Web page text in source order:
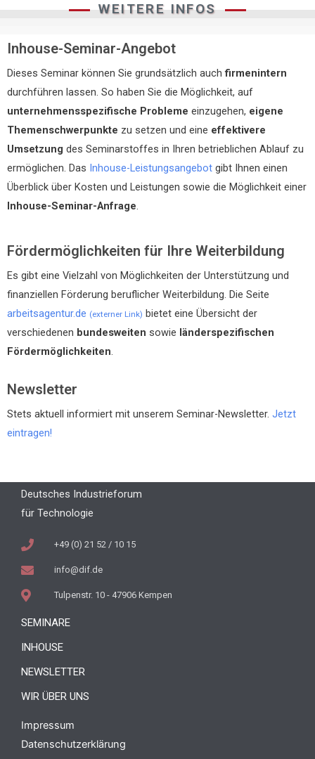
WEITERE INFOS
Inhouse-Seminar-Angebot
Dieses Seminar können Sie grundsätzlich auchfirmenintern
durchführen lassen. So haben Sie die Möglichkeit, auf
unternehmensspezifische Probleme einzugehen, eigene
Themenschwerpunkte zu setzen und eine effektivere
Umsetzung des Seminarstoffes in Ihren betrieblichen Ablauf zu
ermöglichen. Das Inhouse-Leistungsangebot gibt Ihnen einen
Überblick über Kosten und Leistungen sowie die Möglichkeit einer
Inhouse-Seminar-Anfrage.
Fördermöglichkeiten für Ihre Weiterbildung
Es gibt eine Vielzahl von Möglichkeiten der Unterstützung und
finanziellen Förderung beruflicher Weiterbildung. Die Seite
arbeitsagentur.de (externer Link) bietet eine Übersicht der
verschiedenen bundesweiten sowie länderspezifischen
Fördermöglichkeiten.
Newsletter
Stets aktuell informiert mit unserem Seminar-Newsletter. Jetzt
eintragen!
Deutsches Industrieforum
für Technologie
+49 (0) 21 52 / 10 15
info@dif.de
Tulpenstr. 10 - 47906 Kempen
SEMINARE
INHOUSE
NEWSLETTER
WIR ÜBER UNS
Impressum
Datenschutzerklärung